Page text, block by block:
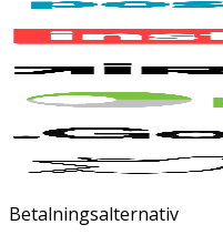
Betalningsalternativ